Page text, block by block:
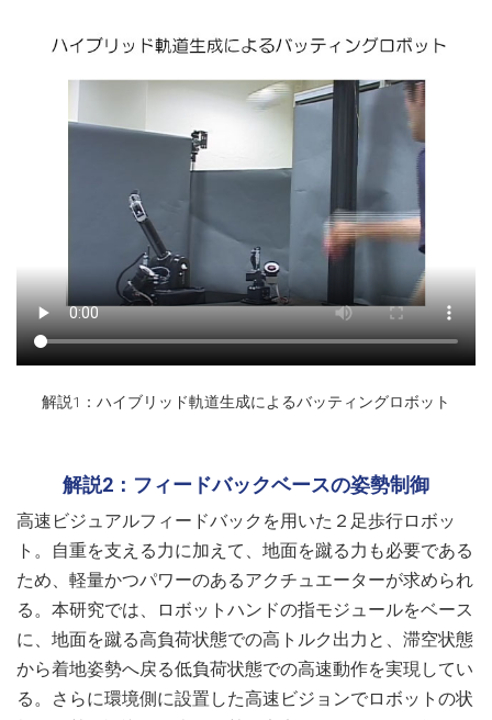
解説1：ハイブリッド軌道生成によるバッティングロボット
解説2：フィードバックベースの姿勢制御
高速ビジュアルフィードバックを用いた２足歩行ロボッ
ト。自重を支える力に加えて、地面を蹴る力も必要である
ため、軽量かつパワーのあるアクチュエーターが求められ
る。本研究では、ロボットハンドの指モジュールをベース
に、地面を蹴る高負荷状態での高トルク出力と、滞空状態
から着地姿勢へ戻る低負荷状態での高速動作を実現してい
る。さらに環境側に設置した高速ビジョンでロボットの状